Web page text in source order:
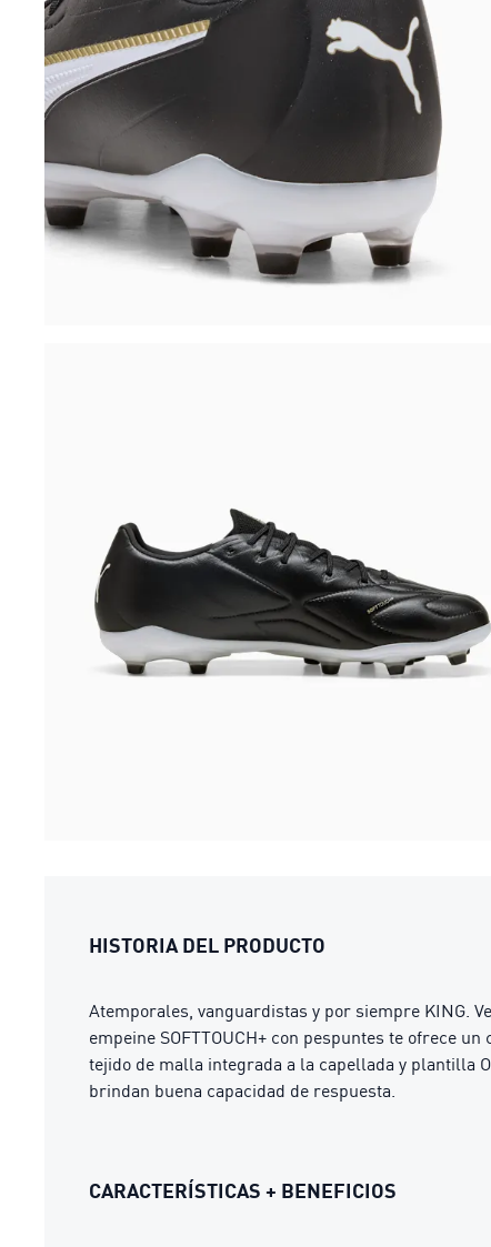
HISTORIA DEL PRODUCTO
Atemporales, vanguardistas y por siempre KING.
empeine SOFTTOUCH+ con pespuntes te ofrece
tejido de malla integrada a la capellada y plantilla
brindan buena capacidad de respuesta.
CARACTERÍSTICAS + BENEFICIOS